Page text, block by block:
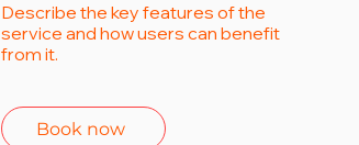
Describe the key features of the
service and how users can benefit
from it.
Book now